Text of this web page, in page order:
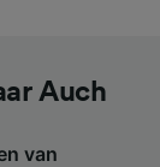
Auch
van